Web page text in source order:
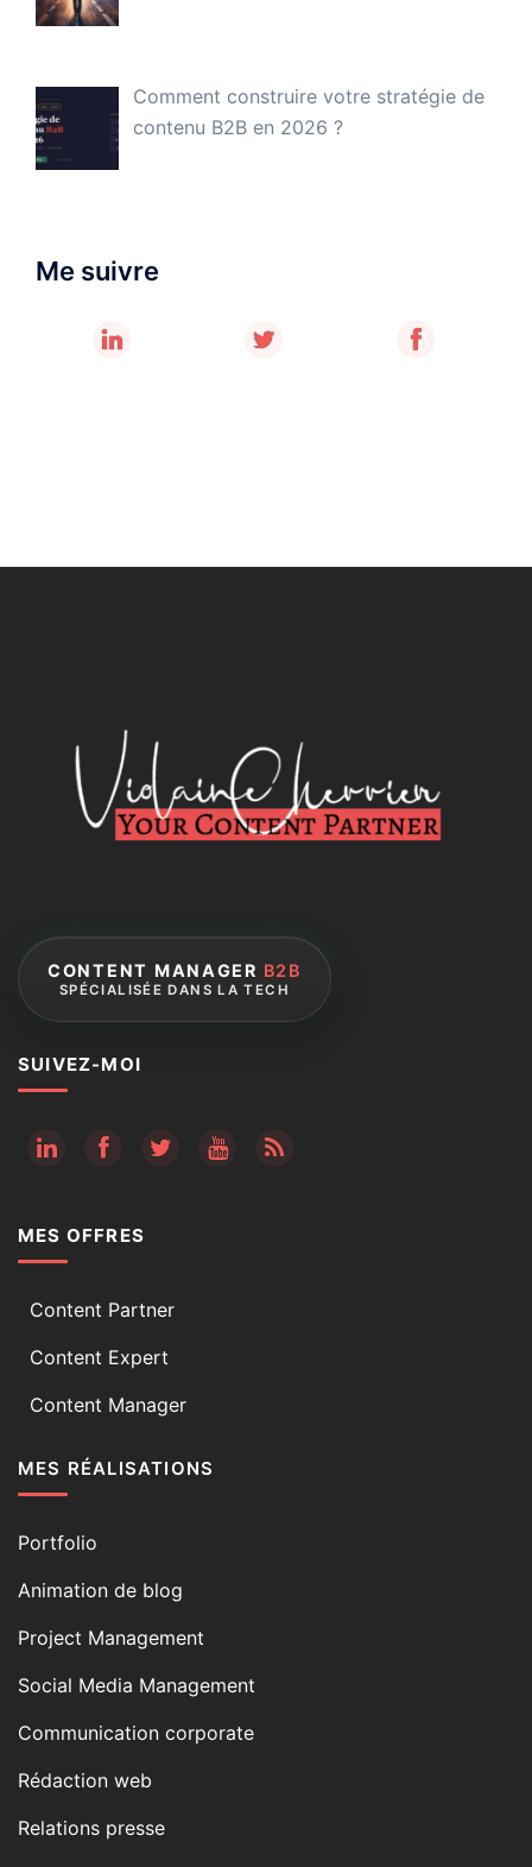
Comment construire votre stratégie de
contenu B2B en 2026 ?
Me suivre
CONTENT MANAGER B2B
SPÉCIALISÉE DANS LA TECH
SUIVEZ-MOI
RSS
MES OFFRES
Content Partner
Content Expert
Content Manager
MES RÉALISATIONS
Portfolio
Animation de blog
Project Management
Social Media Management
Communication corporate
Rédaction web
Relations presse